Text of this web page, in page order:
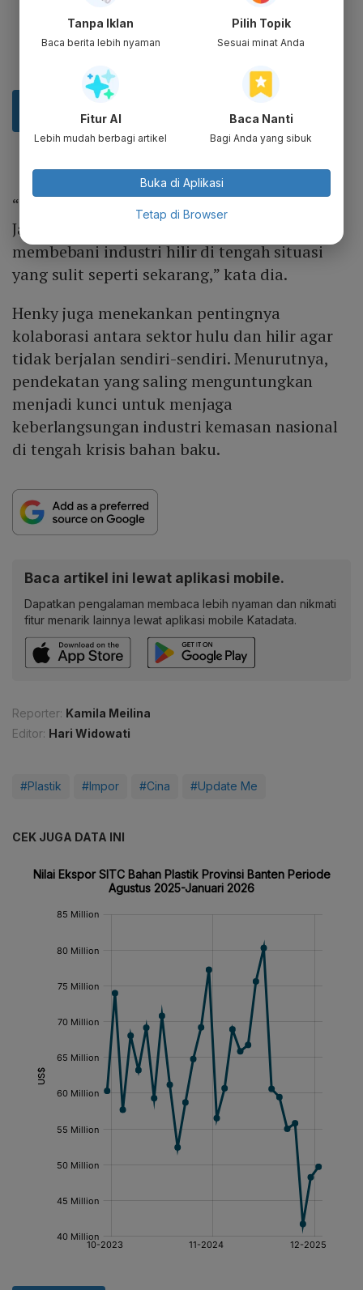
“Sudah saatnya petisi tersebut dicabut.
Jangan sampai kebijakan ini justru semakin
membebani industri hilir di tengah situasi
yang sulit seperti sekarang,” kata dia.
Henky juga menekankan pentingnya
kolaborasi antara sektor hulu dan hilir agar
tidak berjalan sendiri-sendiri. Menurutnya,
pendekatan yang saling menguntungkan
menjadi kunci untuk menjaga
keberlangsungan industri kemasan nasional
di tengah krisis bahan baku.
Baca artikel ini lewat aplikasi mobile.
Dapatkan pengalaman membaca lebih nyaman dan nikmati
fitur menarik lainnya lewat aplikasi mobile Katadata.
Reporter: Kamila Meilina
Editor: Hari Widowati
#Plastik #Impor #Cina #Update Me
CEK JUGA DATA INI
Tanpa Iklan
Baca berita lebih nyaman
Pilih Topik
Sesuai minat Anda
Fitur AI
Lebih mudah berbagi artikel
Baca Nanti
Bagi Anda yang sibuk
Buka di Aplikasi
Tetap di Browser